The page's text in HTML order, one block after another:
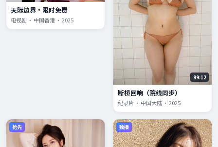
天际边界·限时免费
电视剧 · 中国香港 · 2025
99:12
断桥回响（院线同步）
纪录片 · 中国大陆 · 2025
抢先 独播